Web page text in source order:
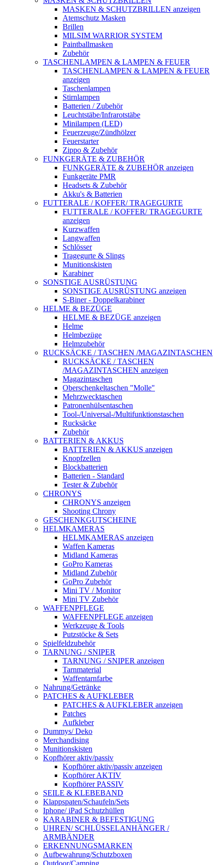
MASKEN & SCHUTZBRILLEN anzeigen
Atemschutz Masken
Brillen
MILSIM WARRIOR SYSTEM
Paintballmasken
Zubehör
TASCHENLAMPEN & LAMPEN & FEUER
TASCHENLAMPEN & LAMPEN & FEUER
anzeigen
Taschenlampen
Stirnlampen
Batterien / Zubehör
Leuchtstäbe/Infrarotstäbe
Minilampen (LED)
Feuerzeuge/Zündhölzer
Feuerstarter
Zippo & Zubehör
FUNKGERÄTE & ZUBEHÖR
FUNKGERÄTE & ZUBEHÖR anzeigen
Funkgeräte PMR
Headsets & Zubehör
Akku's & Batterien
FUTTERALE / KOFFER/ TRAGEGURTE
FUTTERALE / KOFFER/ TRAGEGURTE
anzeigen
Kurzwaffen
Langwaffen
Schlösser
Tragegurte & Slings
Munitionskisten
Karabiner
SONSTIGE AUSRÜSTUNG
SONSTIGE AUSRÜSTUNG anzeigen
S-Biner - Doppelkarabiner
HELME & BEZÜGE
HELME & BEZÜGE anzeigen
Helme
Helmbezüge
Helmzubehör
RUCKSÄCKE / TASCHEN /MAGAZINTASCHEN
RUCKSÄCKE / TASCHEN
/MAGAZINTASCHEN anzeigen
Magazintaschen
Oberschenkeltaschen "Molle"
Mehrzwecktaschen
Patronenhülsentaschen
Tool-/Universal-/Multifunktionstaschen
Rucksäcke
Zubehör
BATTERIEN & AKKUS
BATTERIEN & AKKUS anzeigen
Knopfzellen
Blockbatterien
Batterien - Standard
Tester & Zubehör
CHRONYS
CHRONYS anzeigen
Shooting Chrony
GESCHENKGUTSCHEINE
HELMKAMERAS
HELMKAMERAS anzeigen
Waffen Kameras
Midland Kameras
GoPro Kameras
Midland Zubehör
GoPro Zubehör
Mini TV / Monitor
Mini TV Zubehör
WAFFENPFLEGE
WAFFENPFLEGE anzeigen
Werkzeuge & Tools
Putzstöcke & Sets
Spielfeldzubehör
TARNUNG / SNIPER
TARNUNG / SNIPER anzeigen
Tarnmaterial
Waffentarnfarbe
Nahrung/Getränke
PATCHES & AUFKLEBER
PATCHES & AUFKLEBER anzeigen
Patches
Aufkleber
Dummys/ Deko
Merchandising
Munitionskisten
Kopfhörer aktiv/passiv
Kopfhörer aktiv/passiv anzeigen
Kopfhörer AKTIV
Kopfhörer PASSIV
SEILE & KLEBEBAND
Klappspaten/Schaufeln/Sets
Iphone/ iPad Schutzhüllen
KARABINER & BEFESTIGUNG
UHREN/ SCHLÜSSELANHÄNGER /
ARMBÄNDER
ERKENNUNGSMARKEN
Aufbewahrung/Schutzboxen
Outdoor/Camping